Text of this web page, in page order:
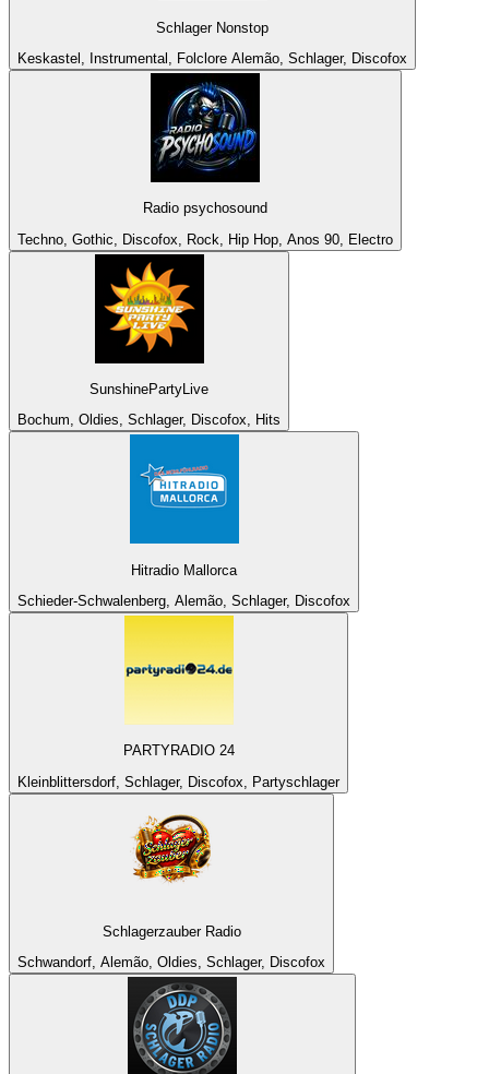
Schlager Nonstop
Keskastel, Instrumental, Folclore Alemão, Schlager, Discofox
Radio psychosound
Techno, Gothic, Discofox, Rock, Hip Hop, Anos 90, Electro
SunshinePartyLive
Bochum, Oldies, Schlager, Discofox, Hits
Hitradio Mallorca
Schieder-Schwalenberg, Alemão, Schlager, Discofox
PARTYRADIO 24
Kleinblittersdorf, Schlager, Discofox, Partyschlager
Schlagerzauber Radio
Schwandorf, Alemão, Oldies, Schlager, Discofox